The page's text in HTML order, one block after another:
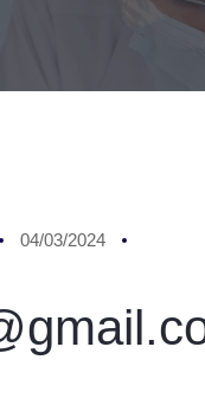
04/03/2024